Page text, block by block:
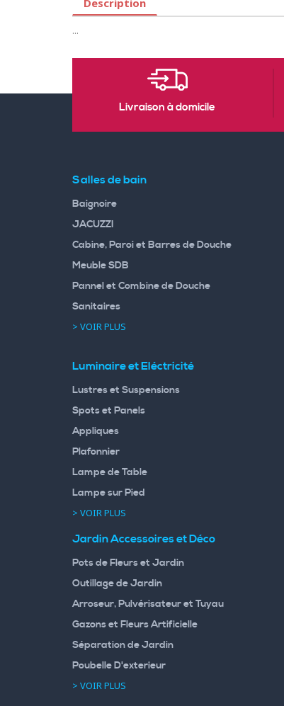
...
Livraison à domicile
Salles de bain
Baignoire
JACUZZI
Cabine, Paroi et Barres de Douche
Meuble SDB
Pannel et Combine de Douche
Sanitaires
> VOIR PLUS
Luminaire et Eléctricité
Lustres et Suspensions
Spots et Panels
Appliques
Plafonnier
Lampe de Table
Lampe sur Pied
> VOIR PLUS
Jardin Accessoires et Déco
Pots de Fleurs et Jardin
Outillage de Jardin
Arroseur, Pulvérisateur et Tuyau
Gazons et Fleurs Artificielle
Séparation de Jardin
Poubelle D'exterieur
> VOIR PLUS